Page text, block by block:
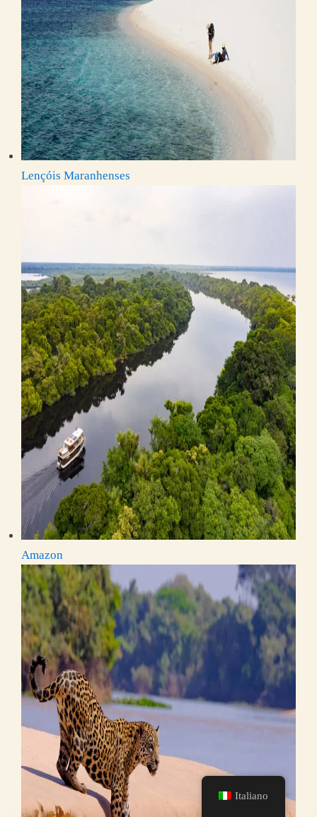
Lençóis Maranhenses
Amazon
Italiano